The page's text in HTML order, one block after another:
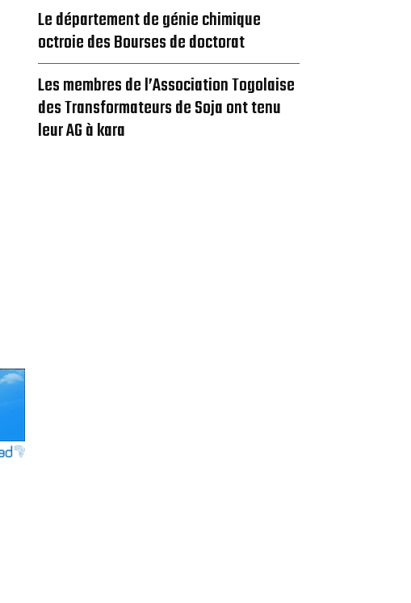
Le département de génie chimique
octroie des Bourses de doctorat
Les membres de l’Association Togolaise
des Transformateurs de Soja ont tenu
leur AG à kara